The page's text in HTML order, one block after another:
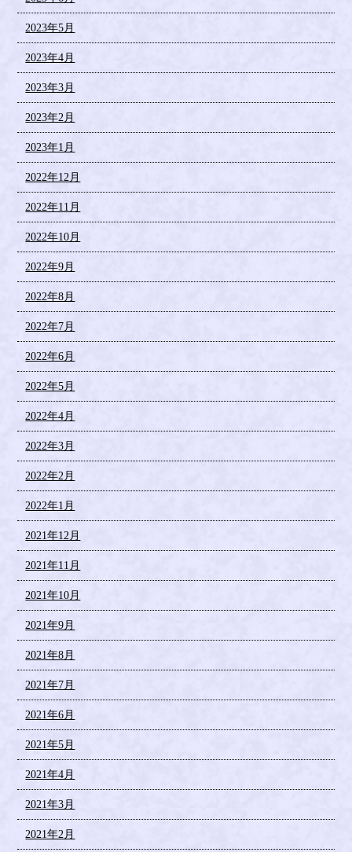
2023年5月
2023年4月
2023年3月
2023年2月
2023年1月
2022年12月
2022年11月
2022年10月
2022年9月
2022年8月
2022年7月
2022年6月
2022年5月
2022年4月
2022年3月
2022年2月
2022年1月
2021年12月
2021年11月
2021年10月
2021年9月
2021年8月
2021年7月
2021年6月
2021年5月
2021年4月
2021年3月
2021年2月